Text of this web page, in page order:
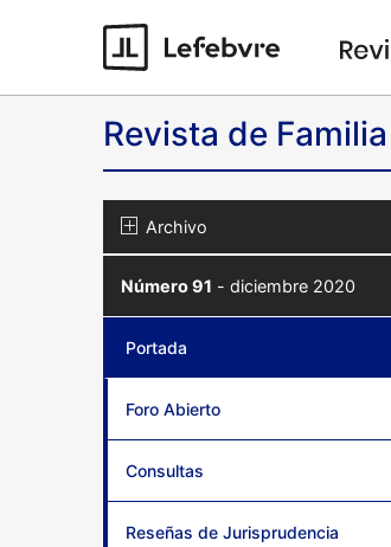
Revista de
Archivo
Número 91 - diciembre 2020
Portada
Foro Abierto
Consultas
Reseñas de Jurisprudencia